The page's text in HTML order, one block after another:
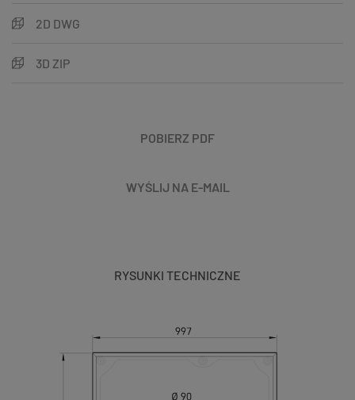
2D DWG
3D ZIP
POBIERZ PDF
WYŚLIJ NA E-MAIL
RYSUNKI TECHNICZNE